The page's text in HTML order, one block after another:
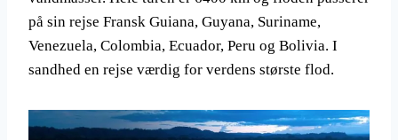
på sin rejse Fransk Guiana, Guyana, Suriname,
Venezuela, Colombia, Ecuador, Peru og Bolivia. I
sandhed en rejse værdig for verdens største flod.